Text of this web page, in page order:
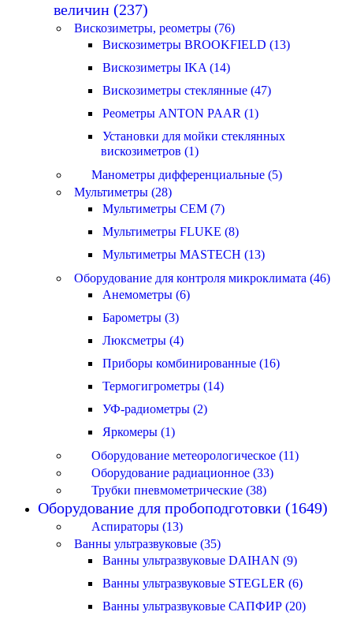
величин (237)
Вискозиметры, реометры (76)
Вискозиметры BROOKFIELD (13)
Вискозиметры IKA (14)
Вискозиметры стеклянные (47)
Реометры ANTON PAAR (1)
Установки для мойки стеклянных
вискозиметров (1)
Манометры дифференциальные (5)
Мультиметры (28)
Мультиметры CEM (7)
Мультиметры FLUKE (8)
Мультиметры MASTECH (13)
Оборудование для контроля микроклимата (46)
Анемометры (6)
Барометры (3)
Люксметры (4)
Приборы комбинированные (16)
Термогигрометры (14)
УФ-радиометры (2)
Яркомеры (1)
Оборудование метеорологическое (11)
Оборудование радиационное (33)
Трубки пневмометрические (38)
Оборудование для пробоподготовки (1649)
Аспираторы (13)
Ванны ультразвуковые (35)
Ванны ультразвуковые DAIHAN (9)
Ванны ультразвуковые STEGLER (6)
Ванны ультразвуковые САПФИР (20)